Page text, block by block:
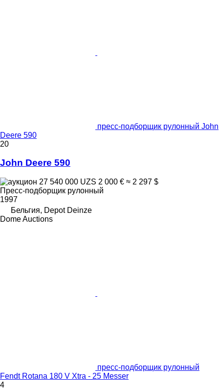
пресс-подборщик рулонный John
Deere 590
20
John Deere 590
27 540 000 UZS 2 000 € ≈ 2 297 $
Пресс-подборщик рулонный
1997
Бельгия, Depot Deinze
Dome Auctions
пресс-подборщик рулонный
Fendt Rotana 180 V Xtra - 25 Messer
4